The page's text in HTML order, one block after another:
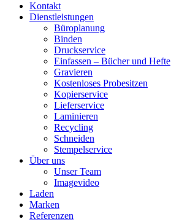
Kontakt
Dienstleistungen
Büroplanung
Binden
Druckservice
Einfassen – Bücher und Hefte
Gravieren
Kostenloses Probesitzen
Kopierservice
Lieferservice
Laminieren
Recycling
Schneiden
Stempelservice
Über uns
Unser Team
Imagevideo
Laden
Marken
Referenzen